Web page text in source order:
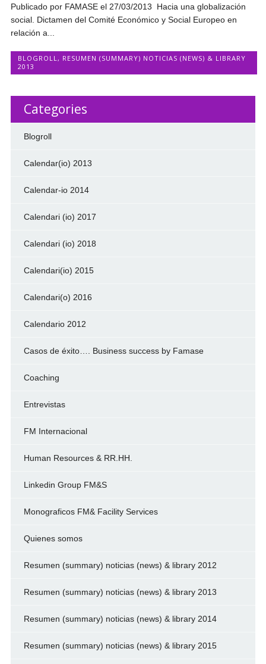
Publicado por FAMASE el 27/03/2013 Hacia una globalización
social. Dictamen del Comité Económico y Social Europeo en
relación a...
BLOGROLL, RESUMEN (SUMMARY) NOTICIAS (NEWS) & LIBRARY
2013
Categories
Blogroll
Calendar(io) 2013
Calendar-io 2014
Calendari (io) 2017
Calendari (io) 2018
Calendari(io) 2015
Calendari(o) 2016
Calendario 2012
Casos de éxito…. Business success by Famase
Coaching
Entrevistas
FM Internacional
Human Resources & RR.HH.
Linkedin Group FM&S
Monograficos FM& Facility Services
Quienes somos
Resumen (summary) noticias (news) & library 2012
Resumen (summary) noticias (news) & library 2013
Resumen (summary) noticias (news) & library 2014
Resumen (summary) noticias (news) & library 2015